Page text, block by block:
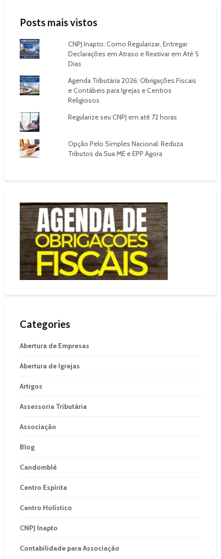
Posts mais vistos
CNPJ Inapto: Como Regularizar, Entregar
Declarações em Atraso e Reativar em Até 5
Dias
Agenda Tributária 2026: Obrigações Fiscais
e Contábeis para Igrejas e Centros
Religiosos
Regularize seu CNPJ em até 72 horas
Opção Pelo Simples Nacional: Reduza
Tributos da Sua ME e EPP Agora
Categories
Abertura de Empresas
Abertura de Igrejas
Artigos
Assessoria Tributária
Associação
Blog
Candomblé
Centro Espírita
Centro Holístico
CNPJ Inapto
Contabilidade para Associação